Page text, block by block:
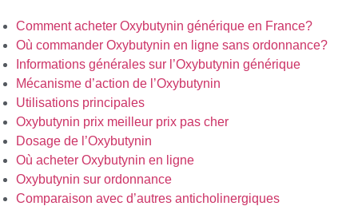
Comment acheter Oxybutynin générique en France?
Où commander Oxybutynin en ligne sans ordonnance?
Informations générales sur l’Oxybutynin générique
Mécanisme d’action de l’Oxybutynin
Utilisations principales
Oxybutynin prix meilleur prix pas cher
Dosage de l’Oxybutynin
Où acheter Oxybutynin en ligne
Oxybutynin sur ordonnance
Comparaison avec d’autres anticholinergiques